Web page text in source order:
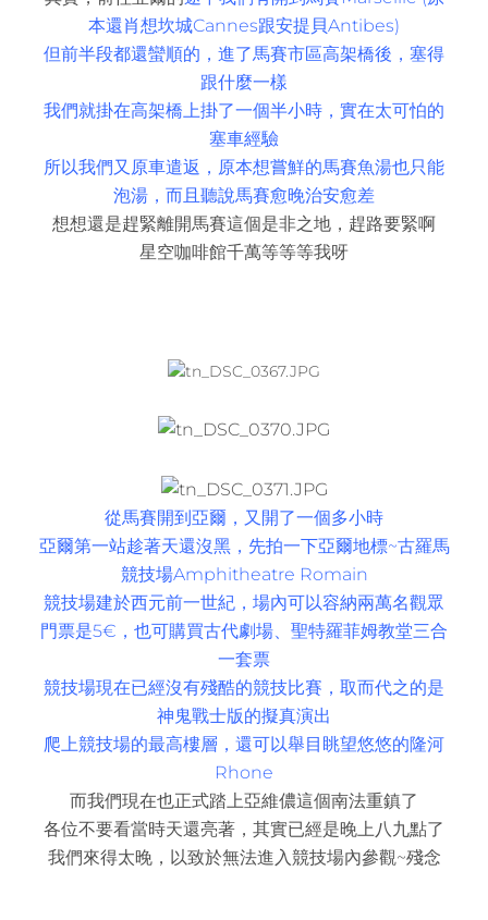
本還肖想坎城Cannes跟安提貝Antibes)
但前半段都還蠻順的，進了馬賽市區高架橋後，塞得
跟什麼一樣
我們就掛在高架橋上掛了一個半小時，實在太可怕的
塞車經驗
所以我們又原車遣返，原本想嘗鮮的馬賽魚湯也只能
泡湯，而且聽說馬賽愈晚治安愈差
想想還是趕緊離開馬賽這個是非之地，趕路要緊啊
星空咖啡館千萬等等等我呀
從馬賽開到亞爾，又開了一個多小時
亞爾第一站趁著天還沒黑，先拍一下亞爾地標~古羅馬
競技場Amphitheatre Romain
競技場建於西元前一世紀，場內可以容納兩萬名觀眾
門票是5€，也可購買古代劇場、聖特羅菲姆教堂三合
一套票
競技場現在已經沒有殘酷的競技比賽，取而代之的是
神鬼戰士版的擬真演出
爬上競技場的最高樓層，還可以舉目眺望悠悠的隆河
Rhone
而我們現在也正式踏上亞維儂這個南法重鎮了
各位不要看當時天還亮著，其實已經是晚上八九點了
我們來得太晚，以致於無法進入競技場內參觀~殘念